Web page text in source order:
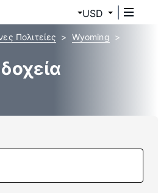
USD
Πολιτείες
Wyoming